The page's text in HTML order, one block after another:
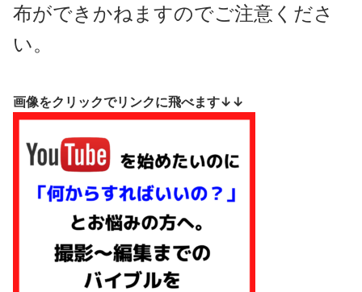
布ができかねますのでご注意くださ
い。
画像をクリックでリンクに飛べます↓↓